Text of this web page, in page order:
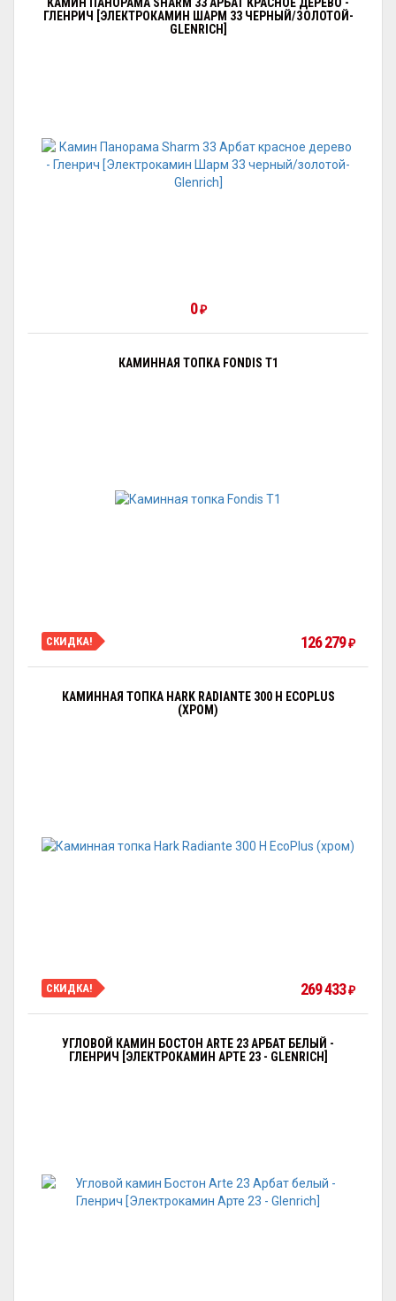
ГЛЕНРИЧ [ЭЛЕКТРОКАМИН ШАРМ 33 ЧЕРНЫЙ/ЗОЛОТОЙ-
GLENRICH]
0 ₽
КАМИННАЯ ТОПКА FONDIS T1
СКИДКА! 126 279 ₽
КАМИННАЯ ТОПКА HARK RADIANTE 300 H ECOPLUS
(ХРОМ)
СКИДКА! 269 433 ₽
УГЛОВОЙ КАМИН БОСТОН ARTE 23 АРБАТ БЕЛЫЙ -
ГЛЕНРИЧ [ЭЛЕКТРОКАМИН АРТЕ 23 - GLENRICH]